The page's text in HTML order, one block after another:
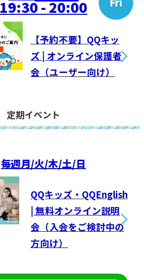
19:30 - 20:00
【予約不要】QQキッ
ズ | オンライン保護者
会（ユーザー向け）
定期イベント
毎週月/火/木/土/日
QQキッズ・QQEnglish
| 無料オンライン説明
会（入会をご検討中の
方向け）